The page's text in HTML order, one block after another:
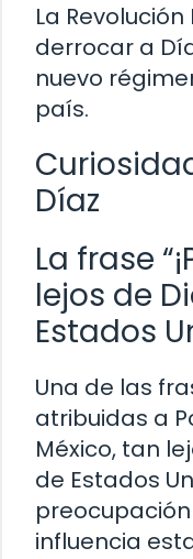
La
derrocar a
nuevo
país.
Díaz
La frase
lejos de
Estados
Una de las
atribuidas a
México, tan
de Estados
influencia